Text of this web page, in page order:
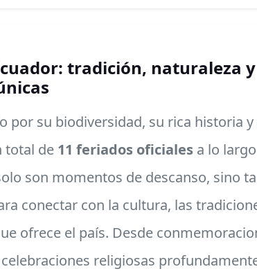
tradición, naturaleza y
por su biodiversidad, su rica historia y
total de 11 feriados oficiales a lo
son momentos de descanso, sino
conectar con la cultura, las
ofrece el país. Desde
religiosas